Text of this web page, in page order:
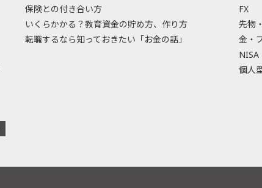
保険との付き合い方
いくらかかる？教育資金の貯め方、作り方
転職するなら知っておきたい「お金の話」
FX
先物
金・
NISA
個人